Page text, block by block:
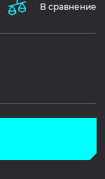
В сравнение